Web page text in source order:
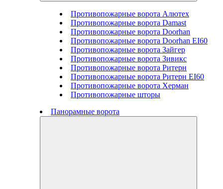
Противопожарные ворота Алютех
Противопожарные ворота Damast
Противопожарные ворота Doorhan
Противопожарные ворота Doorhan EI60
Противопожарные ворота Зайгер
Противопожарные ворота Зивикс
Противопожарные ворота Ритерн
Противопожарные ворота Ритерн EI60
Противопожарные ворота Херман
Противопожарные шторы
Панорамные ворота